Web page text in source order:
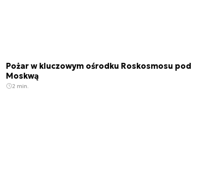
Pożar w kluczowym ośrodku Roskosmosu pod
Moskwą
2 min.